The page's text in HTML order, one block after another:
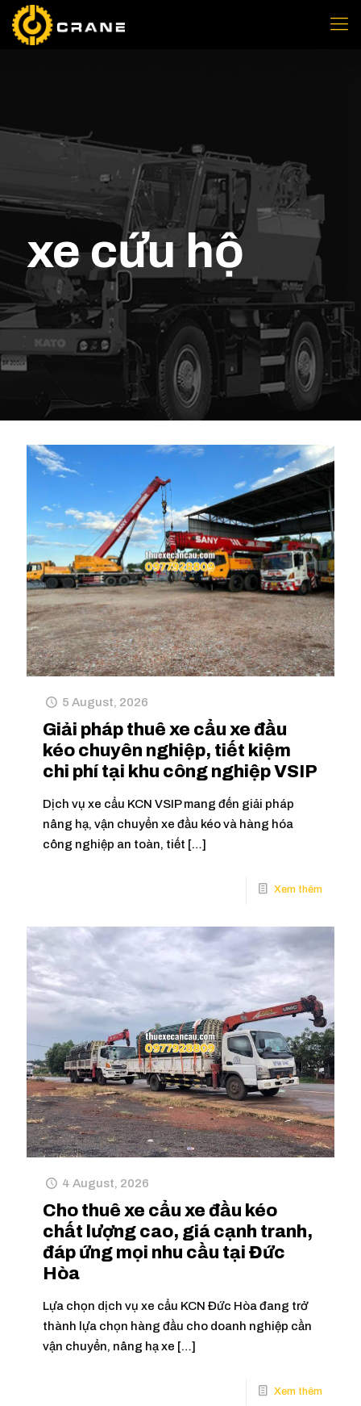
xe cứu hộ
5 August, 2026
Giải pháp thuê xe cẩu xe đầu
kéo chuyên nghiệp, tiết kiệm
chi phí tại khu công nghiệp VSIP
Dịch vụ xe cẩu KCN VSIP mang đến giải pháp
nâng hạ, vận chuyển xe đầu kéo và hàng hóa
công nghiệp an toàn, tiết […]
4 August, 2026
Cho thuê xe cẩu xe đầu kéo
chất lượng cao, giá cạnh tranh,
đáp ứng mọi nhu cầu tại Đức
Hòa
Lựa chọn dịch vụ xe cẩu KCN Đức Hòa đang trở
thành lựa chọn hàng đầu cho doanh nghiệp cần
vận chuyển, nâng hạ xe […]